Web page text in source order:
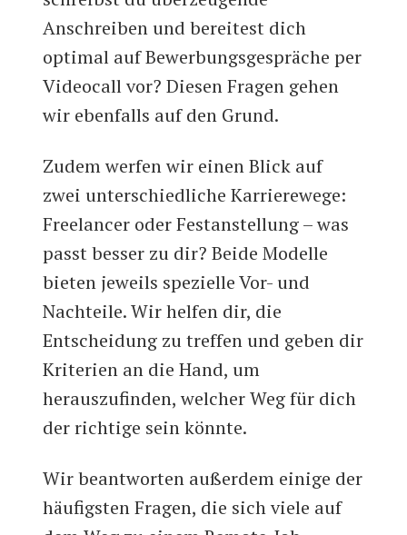
Anschreiben und bereitest dich
optimal auf Bewerbungsgespräche per
Videocall vor? Diesen Fragen gehen
wir ebenfalls auf den Grund.
Zudem werfen wir einen Blick auf
zwei unterschiedliche Karrierewege:
Freelancer oder Festanstellung – was
passt besser zu dir? Beide Modelle
bieten jeweils spezielle Vor- und
Nachteile. Wir helfen dir, die
Entscheidung zu treffen und geben dir
Kriterien an die Hand, um
herauszufinden, welcher Weg für dich
der richtige sein könnte.
Wir beantworten außerdem einige der
häufigsten Fragen, die sich viele auf